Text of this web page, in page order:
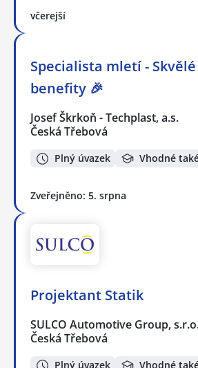
včerejší
Specialista mletí - Skvělé
benefity 🎉
Josef Škrkoň - Techplast, a.s.
Česká Třebová
Plný úvazek Vhodné
Zveřejněno: 5. srpna
Projektant Statik
SULCO Automotive Group,
Česká Třebová
Plný úvazek Vhodné